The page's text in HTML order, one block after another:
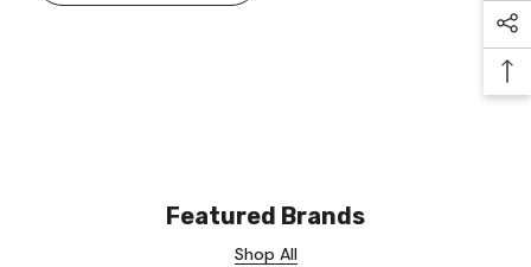
Featured Brands
Shop All